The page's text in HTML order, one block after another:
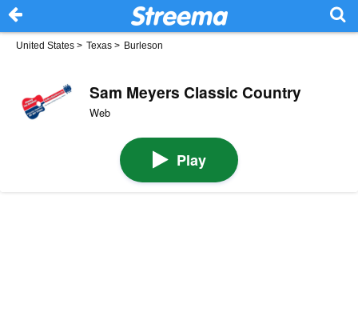
United States > Texas > Burleson
Sam Meyers Classic Country
Web
Play